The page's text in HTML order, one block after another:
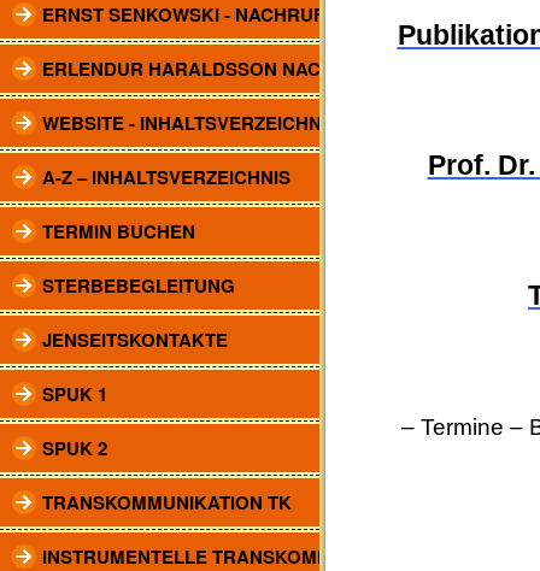
ERNST SENKOWSKI - NACHRUF
ERLENDUR HARALDSSON NACHRUF
WEBSITE - INHALTSVERZEICHNIS
A-Z – INHALTSVERZEICHNIS
TERMIN BUCHEN
STERBEBEGLEITUNG
JENSEITSKONTAKTE
SPUK 1
SPUK 2
TRANSKOMMUNIKATION TK
INSTRUMENTELLE TRANSKOMM.
Prof.
– Termine –